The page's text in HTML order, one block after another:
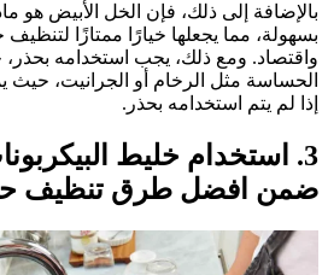
إلى ذلك، فإن الخل الأبيض هو
مما يجعلها خيارًا ممتازًا لتنظيف
ومع ذلك، يجب استخدامه بحذر،
مثل الرخام أو الجرانيت، حيث
لم يتم استخدامه بحذر.
استخدام خليط
افضل طرق تنظيف